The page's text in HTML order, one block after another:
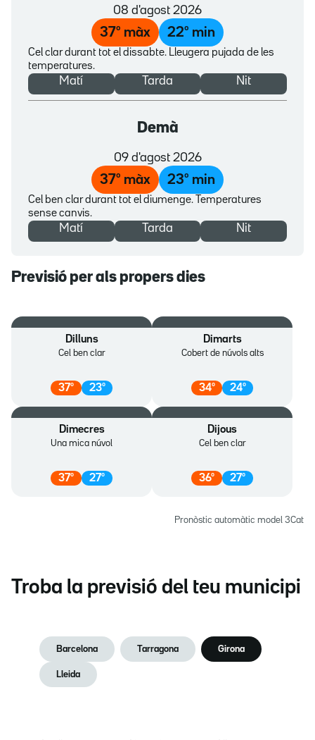
08 d'agost 2026
37º màx 22º min
Cel clar durant tot el dissabte. Lleugera pujada de les
temperatures.
Matí Tarda Nit
Demà
09 d'agost 2026
37º màx 23º min
Cel ben clar durant tot el diumenge. Temperatures
sense canvis.
Matí Tarda Nit
Previsió per als propers dies
Dilluns
Cel ben clar
37º 23º
Dimarts
Cobert de núvols alts
34º 24º
Dimecres
Una mica núvol
37º 27º
Dijous
Cel ben clar
36º 27º
Pronòstic automàtic model 3Cat
Troba la previsió del teu municipi
Barcelona Tarragona Girona
Lleida